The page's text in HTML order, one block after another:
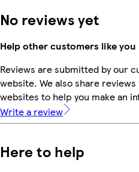
No reviews yet
Help other customers like you
Reviews are submitted by our
website. We also share
websites to help you make an
Write a review
Here to help